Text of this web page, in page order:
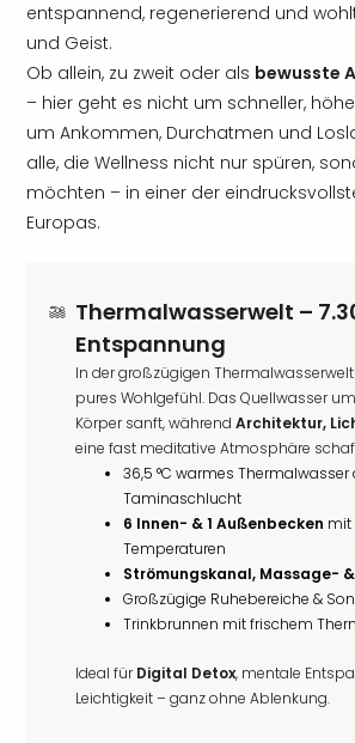
entspannend, regenerierend und
und Geist.
Ob allein, zu zweit oder als bewusste
– hier geht es nicht um schneller,
um Ankommen, Durchatmen und
alle, die Wellness nicht nur spüren,
möchten – in einer der
Europas.
Thermalwasserwelt –
Entspannung
In der großzügigen
pures Wohlgefühl. Das Quellwasser
Körper sanft, während Architektur,
eine fast meditative Atmosphäre
36,5 °C warmes Thermalwasser
Taminaschlucht
6 Innen- & 1 Außenbecken mit
Temperaturen
Strömungskanal, Massage-
Großzügige Ruhebereiche &
Trinkbrunnen mit frischem
Ideal fürDigital Detox, mentale
Leichtigkeit – ganz ohne Ablenkung.